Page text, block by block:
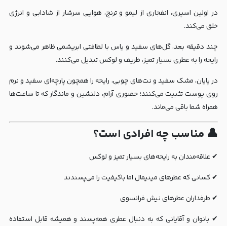
در اولین اسپری، انفجاری از لیمو و ترنج، هوایی سرشار از شادابی و انرژی
خلق می‌کند.
چند دقیقه بعد، گل‌های سفید و یاس با لطافتی ابریشمی ظاهر می‌شوند و
رایحه را به عطری بسیار تمیز، ظریف و لوکس تبدیل می‌کنند.
در پایان، مشک سفید و نت‌های چوبی، رایحه را همچون پارچه‌ای سفید و نرم
روی پوست تثبیت می‌کنند؛ حضوری آرام، دلنشین و ماندگار که تا ساعت‌ها
همراه شما باقی می‌ماند.
👤 مناسب چه افرادی است؟
✔ علاقه‌مندان به رایحه‌های بسیار تمیز و لوکس
✔ کسانی که عطرهای مینیمال اما باکیفیت را می‌پسندند
✔ طرفداران عطرهای نیش فرانسوی
✔ بانوان و آقایانی که به دنبال عطری همه‌پسند و همیشه قابل استفاده